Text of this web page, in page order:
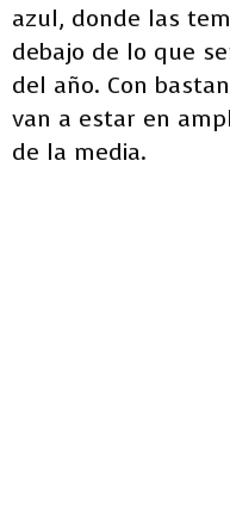
azul, donde las
debajo de lo que
del año. Con
van a estar en
de la media.